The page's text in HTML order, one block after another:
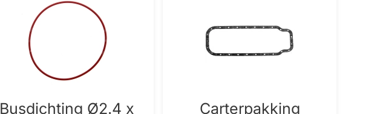
Busdichting Ø2.4 x
Carterpakking